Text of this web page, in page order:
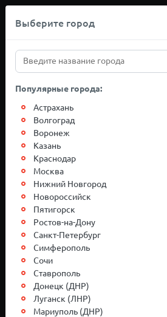
+7(812)767-20-27
Москва-
Выберите город
Популярные города:
Астрахань
Волгоград
Воронеж
Казань
Краснодар
Москва
Нижний Новгород
Новороссийск
Пятигорск
Ростов-на-Дону
Санкт-Петербург
Симферополь
Сочи
Ставрополь
Донецк (ДНР)
Луганск (ЛНР)
Мариуполь (ДНР)